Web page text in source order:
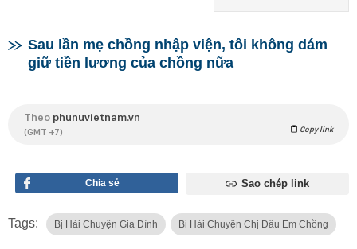
Sau lần mẹ chồng nhập viện, tôi không dám
giữ tiền lương của chồng nữa
Theo phunuvietnam.vn
(GMT +7) Copy link
Chia sẻ Sao chép link
Tags: Bị Hài Chuyện Gia Đình Bi Hài Chuyện Chị Dâu Em Chồng